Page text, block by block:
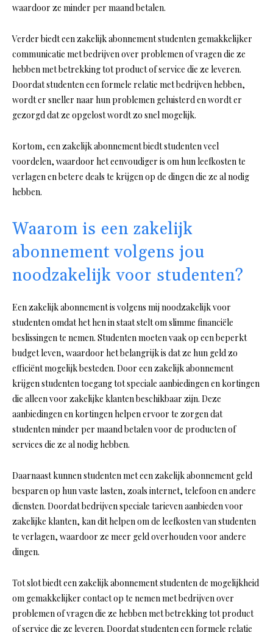
waardoor ze minder per maand betalen.
Verder biedt een zakelijk abonnement studenten gemakkelijker
communicatie met bedrijven over problemen of vragen die ze
hebben met betrekking tot product of service die ze leveren.
Doordat studenten een formele relatie met bedrijven hebben,
wordt er sneller naar hun problemen geluisterd en wordt er
gezorgd dat ze opgelost wordt zo snel mogelijk.
Kortom, een zakelijk abonnement biedt studenten veel
voordelen, waardoor het eenvoudiger is om hun leefkosten te
verlagen en betere deals te krijgen op de dingen die ze al nodig
hebben.
Waarom is een zakelijk
abonnement volgens jou
noodzakelijk voor studenten?
Een zakelijk abonnement is volgens mij noodzakelijk voor
studenten omdat het hen in staat stelt om slimme financiële
beslissingen te nemen. Studenten moeten vaak op een beperkt
budget leven, waardoor het belangrijk is dat ze hun geld zo
efficiënt mogelijk besteden. Door een zakelijk abonnement
krijgen studenten toegang tot speciale aanbiedingen en kortingen
die alleen voor zakelijke klanten beschikbaar zijn. Deze
aanbiedingen en kortingen helpen ervoor te zorgen dat
studenten minder per maand betalen voor de producten of
services die ze al nodig hebben.
Daarnaast kunnen studenten met een zakelijk abonnement geld
besparen op hun vaste lasten, zoals internet, telefoon en andere
diensten. Doordat bedrijven speciale tarieven aanbieden voor
zakelijke klanten, kan dit helpen om de leefkosten van studenten
te verlagen, waardoor ze meer geld overhouden voor andere
dingen.
Tot slot biedt een zakelijk abonnement studenten de mogelijkheid
om gemakkelijker contact op te nemen met bedrijven over
problemen of vragen die ze hebben met betrekking tot product
of service die ze leveren. Doordat studenten een formele relatie